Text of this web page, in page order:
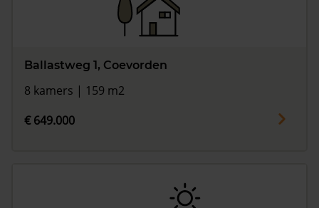
Ballastweg 1, Coevorden
8 kamers | 159 m2
€ 649.000